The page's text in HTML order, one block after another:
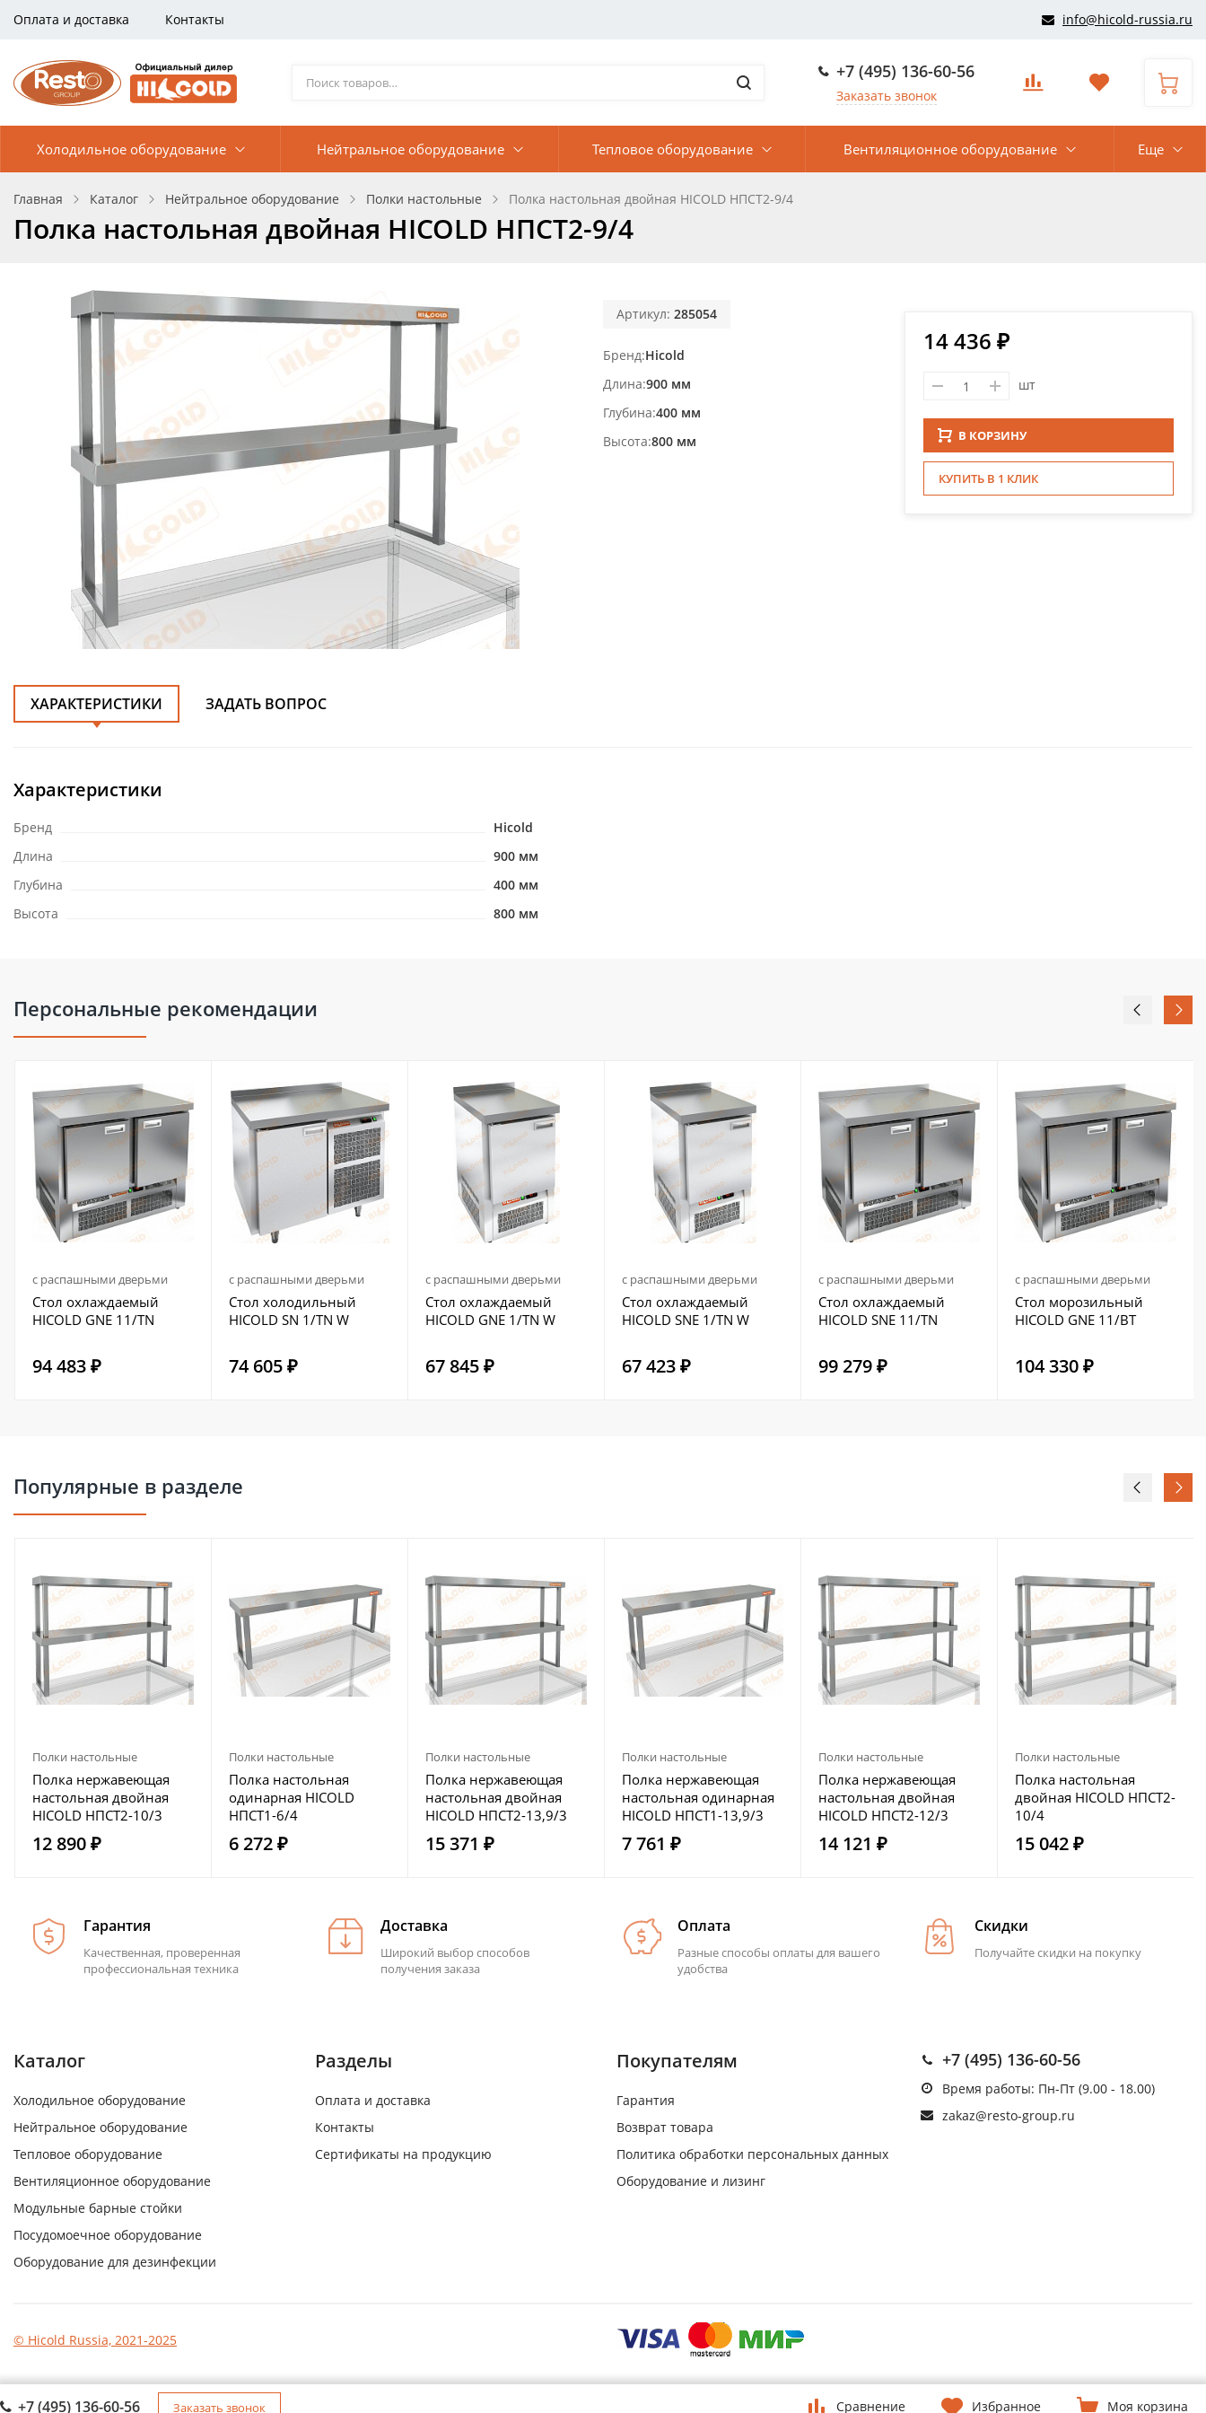
Оплата и доставка Контакты info@hicold-russia.ru
+7 (495) 136-60-56
Заказать звонок
Холодильное оборудование Нейтральное оборудование Тепловое оборудование Вентиляционное оборудование Еще
Главная Каталог Нейтральное оборудование Полки настольные Полка настольная двойная HICOLD НПСТ2-9/4
Полка настольная двойная HICOLD НПСТ2-9/4
Артикул: 285054
Бренд Hicold
Длина 900 мм
Глубина 400 мм
Высота 800 мм
14 436 ₽
шт
В КОРЗИНУ
КУПИТЬ В 1 КЛИК
ХАРАКТЕРИСТИКИ ЗАДАТЬ ВОПРОС
Характеристики
Бренд
Hicold
Длина
900 мм
Глубина
400 мм
Высота
800 мм
Персональные рекомендации
с распашными дверьми
Стол охлаждаемый
HICOLD GNE 11/TN
94 483 ₽
с распашными дверьми
Стол холодильный
HICOLD SN 1/TN W
74 605 ₽
с распашными дверьми
Стол охлаждаемый
HICOLD GNE 1/TN W
67 845 ₽
с распашными дверьми
Стол охлаждаемый
HICOLD SNE 1/TN W
67 423 ₽
с распашными дверьми
Стол охлаждаемый
HICOLD SNE 11/TN
99 279 ₽
с распашными дверьми
Стол морозильный
HICOLD GNE 11/BT
104 330 ₽
Популярные в разделе
Полки настольные
Полка нержавеющая
настольная двойная
HICOLD НПСТ2-10/3
12 890 ₽
Полки настольные
Полка настольная
одинарная HICOLD
НПСТ1-6/4
6 272 ₽
Полки настольные
Полка нержавеющая
настольная двойная
HICOLD НПСТ2-13,9/3
15 371 ₽
Полки настольные
Полка нержавеющая
настольная одинарная
HICOLD НПСТ1-13,9/3
7 761 ₽
Полки настольные
Полка нержавеющая
настольная двойная
HICOLD НПСТ2-12/3
14 121 ₽
Полки настольные
Полка настольная
двойная HICOLD НПСТ2-
10/4
15 042 ₽
Гарантия
Качественная, проверенная
профессиональная техника
Доставка
Широкий выбор способов
получения заказа
Оплата
Разные способы оплаты для вашего
удобства
Скидки
Получайте скидки на покупку
Каталог
Холодильное оборудование
Нейтральное оборудование
Тепловое оборудование
Вентиляционное оборудование
Модульные барные стойки
Посудомоечное оборудование
Оборудование для дезинфекции
Разделы
Оплата и доставка
Контакты
Сертификаты на продукцию
Покупателям
Гарантия
Возврат товара
Политика обработки персональных данных
Оборудование и лизинг
+7 (495) 136-60-56
Время работы: Пн-Пт (9.00 - 18.00)
zakaz@resto-group.ru
© Hicold Russia, 2021-2025
+7 (495) 136-60-56 Заказать звонок Сравнение Избранное Моя корзина